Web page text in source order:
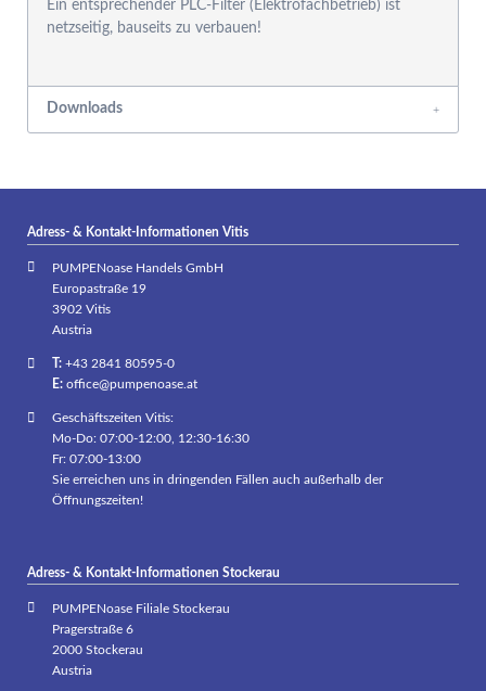
Ein entsprechender PLC-Filter (Elektrofachbetrieb) ist
netzseitig, bauseits zu verbauen!
Downloads
Adress- & Kontakt-Informationen Vitis
PUMPENoase Handels GmbH
Europastraße 19
3902 Vitis
Austria
T:+43 2841 80595-0
E: office@pumpenoase.at
Geschäftszeiten Vitis:
Mo-Do: 07:00-12:00, 12:30-16:30
Fr: 07:00-13:00
Sie erreichen uns in dringenden Fällen auch außerhalb der
Öffnungszeiten!
Adress- & Kontakt-Informationen Stockerau
PUMPENoase Filiale Stockerau
Pragerstraße 6
2000 Stockerau
Austria